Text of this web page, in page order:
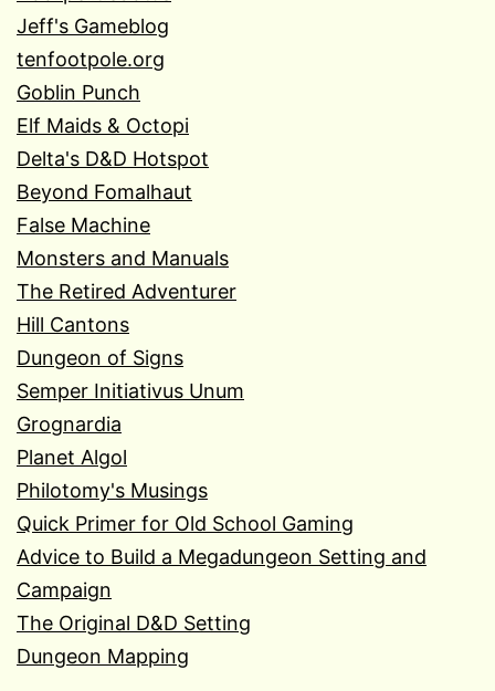
Jeff's Gameblog
tenfootpole.org
Goblin Punch
Elf Maids & Octopi
Delta's D&D Hotspot
Beyond Fomalhaut
False Machine
Monsters and Manuals
The Retired Adventurer
Hill Cantons
Dungeon of Signs
Semper Initiativus Unum
Grognardia
Planet Algol
Philotomy's Musings
Quick Primer for Old School Gaming
Advice to Build a Megadungeon Setting and
Campaign
The Original D&D Setting
Dungeon Mapping